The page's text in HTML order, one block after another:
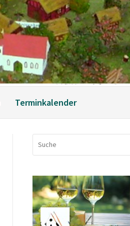
Terminkalender
NACH: